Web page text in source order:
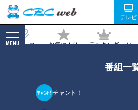
テレビ
ニュース お気に入り ランキング ピ
MENU
番組一
チャント！
拝見！ 愛知県一宮市『修文
球部